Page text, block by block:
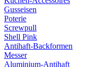
Gusseisen
Poterie
Screwpull
Shell Pink
Antihaft-Backformen
Messer
Aluminium-Antihaft